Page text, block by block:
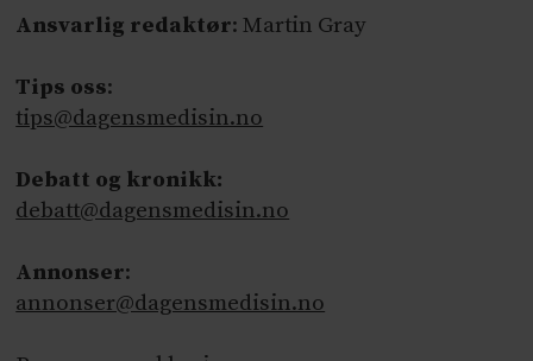
Ansvarlig redaktør: Martin Gray
Tips oss:
tips@dagensmedisin.no
Debatt og kronikk:
debatt@dagensmedisin.no
Annonser:
annonser@dagensmedisin.no